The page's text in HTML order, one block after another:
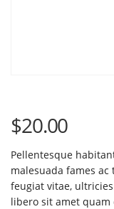
$20.00
Pellentesque
malesuada fames
feugiat vitae,
libero sit amet quam